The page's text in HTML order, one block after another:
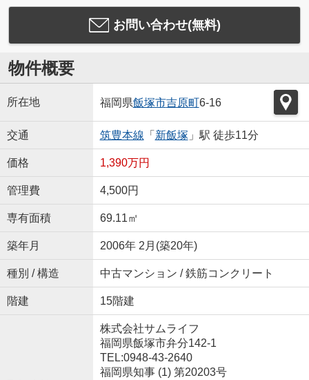
お問い合わせ(無料)
物件概要
所在地 福岡県飯塚市吉原町6-16
交通 筑豊本線 「 新飯塚 」駅 徒歩11分
価格 1,390万円
管理費 4,500円
専有面積 69.11㎡
築年月 2006年 2月(築20年)
種別 / 構造 中古マンション / 鉄筋コンクリート
階建 15階建
株式会社サムライフ
福岡県飯塚市弁分142-1
TEL:0948-43-2640
福岡県知事 (1) 第20203号